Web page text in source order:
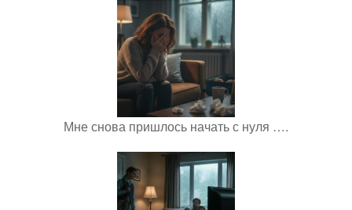
Мне снова пришлось начать с нуля ….